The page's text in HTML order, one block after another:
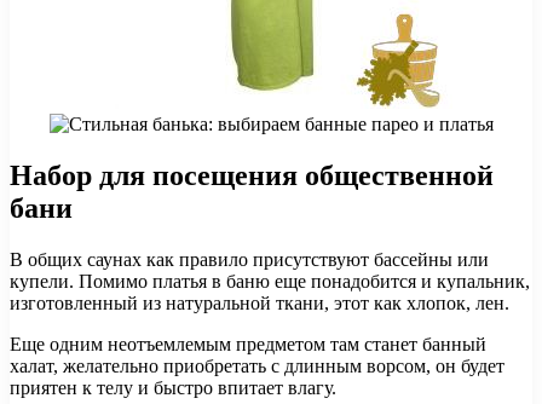
Набор для посещения общественной
бани
В общих саунах как правило присутствуют бассейны или
купели. Помимо платья в баню еще понадобится и купальник,
изготовленный из натуральной ткани, этот как хлопок, лен.
Еще одним неотъемлемым предметом там станет банный
халат, желательно приобретать с длинным ворсом, он будет
приятен к телу и быстро впитает влагу.